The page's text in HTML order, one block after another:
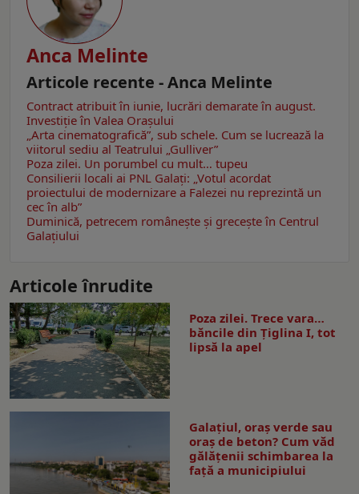
Anca Melinte
Articole recente - Anca Melinte
Contract atribuit în iunie, lucrări demarate în august.
Investiţie în Valea Oraşului
„Arta cinematografică”, sub schele. Cum se lucrează la
viitorul sediu al Teatrului „Gulliver”
Poza zilei. Un porumbel cu mult… tupeu
Consilierii locali ai PNL Galaţi: „Votul acordat
proiectului de modernizare a Falezei nu reprezintă un
cec în alb”
Duminică, petrecem româneşte şi greceşte în Centrul
Galaţiului
Articole înrudite
Poza zilei. Trece vara…
băncile din Ţiglina I, tot
lipsă la apel
Galațiul, oraș verde sau
oraș de beton? Cum văd
gălățenii schimbarea la
față a municipiului